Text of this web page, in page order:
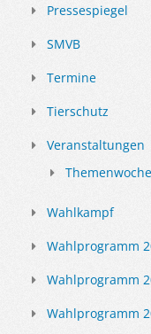
Pressespiegel
SMVB
Termine
Tierschutz
Veranstaltungen
Themenwoche
Wahlkampf
Wahlprogramm
Wahlprogramm
Wahlprogramm